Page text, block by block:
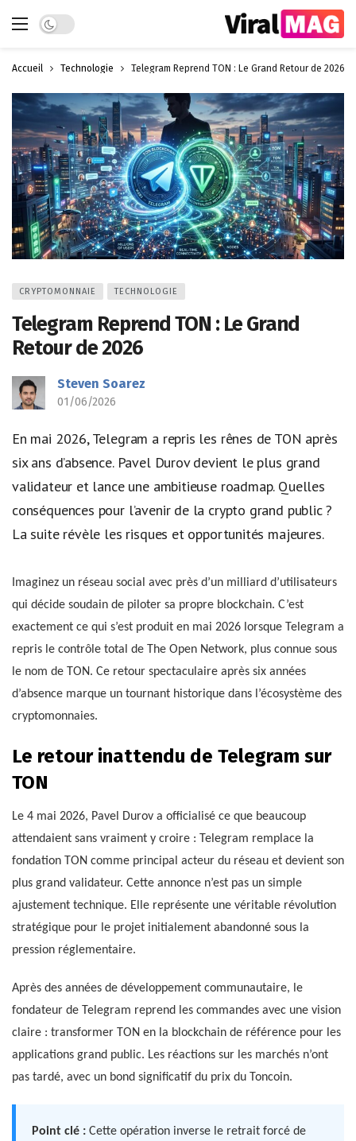
Dark mode
Accueil Technologie Telegram Reprend TON : Le Grand Retour de 2026
CRYPTOMONNAIE TECHNOLOGIE
Telegram Reprend TON : Le Grand
Retour de 2026
Steven Soarez
01/06/2026
En mai 2026, Telegram a repris les rênes de TON après
six ans d’absence. Pavel Durov devient le plus grand
validateur et lance une ambitieuse roadmap. Quelles
conséquences pour l’avenir de la crypto grand public ?
La suite révèle les risques et opportunités majeures.
Imaginez un réseau social avec près d’un milliard d’utilisateurs
qui décide soudain de piloter sa propre blockchain. C’est
exactement ce qui s’est produit en mai 2026 lorsque Telegram a
repris le contrôle total de The Open Network, plus connue sous
le nom de TON. Ce retour spectaculaire après six années
d’absence marque un tournant historique dans l’écosystème des
cryptomonnaies.
Le retour inattendu de Telegram sur
TON
Le 4 mai 2026, Pavel Durov a officialisé ce que beaucoup
attendaient sans vraiment y croire : Telegram remplace la
fondation TON comme principal acteur du réseau et devient son
plus grand validateur. Cette annonce n’est pas un simple
ajustement technique. Elle représente une véritable révolution
stratégique pour le projet initialement abandonné sous la
pression réglementaire.
Après des années de développement communautaire, le
fondateur de Telegram reprend les commandes avec une vision
claire : transformer TON en la blockchain de référence pour les
applications grand public. Les réactions sur les marchés n’ont
pas tardé, avec un bond significatif du prix du Toncoin.
Point clé : Cette opération inverse le retrait forcé de